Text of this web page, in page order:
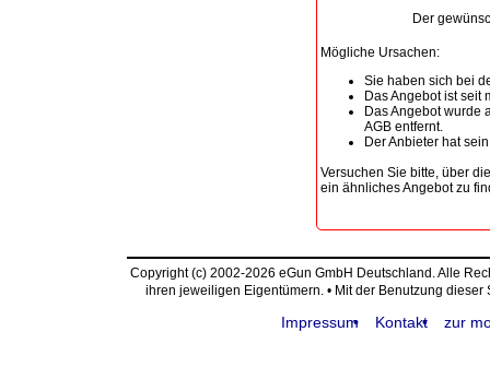
Der
Mögliche Ursachen:
Sie haben sich bei
Das Angebot ist seit
Das Angebot wurde
AGB entfernt.
Der Anbieter hat
Versuchen Sie bitte, über
ein ähnliches Angebot zu
Copyright (c) 2002-2026 eGun GmbH Deutschland. Alle
ihren jeweiligen Eigentümern. • Mit der Benutzung
Impressum Kontakt zur